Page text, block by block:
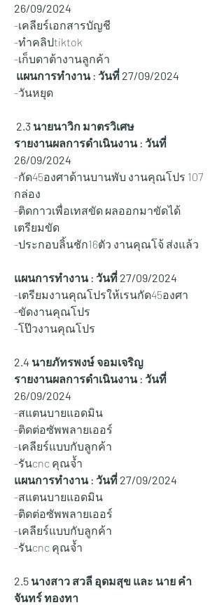
26/09/2024
-เคลียร์เอกสารบัญชี
-ทำคลิปtiktok
-เก็บดาต้างานลูกค้า
แผนการทำงาน : วันที่ 27/09/2024
-วันหยุด
2.3 นายนาวิก มาตรวิเศษ
รายงานผลการดำเนินงาน : วันที่
26/09/2024
-กัด45องศาด้านบานพับ งานคุณโปร 107
กล่อง
-ติดกาวเพื่อเทสขัด ผลออกมาขัดได้
เตรียมขัด
-ประกอบลิ้นชัก16ตัว งานคุณโจ้ ส่งแล้ว
แผนการทำงาน : วันที่ 27/09/2024
-เตรียมงานคุณโปรให้เรนกัด45องศา
-ขัดงานคุณโปร
-โป๊วงานคุณโปร
2.4 นายภัทรพงษ์ จอมเจริญ
รายงานผลการดำเนินงาน : วันที่
26/09/2024
-สแตนบายแอดมิน
-ติดต่อซัพพลายเออร์
-เคลียร์แบบกับลูกค้า
-รันcnc คุณจ้ำ
แผนการทำงาน : วันที่ 27/09/2024
-สแตนบายแอดมิน
-ติดต่อซัพพลายเออร์
-เคลียร์แบบกับลูกค้า
-รันcnc คุณจ้ำ
2.5 นางสาว สวลี อุดมสุข และ นาย คำ
จันทร์ ทองทา